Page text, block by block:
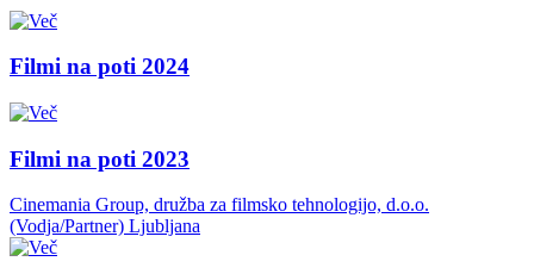
Filmi na poti 2024
Filmi na poti 2023
Cinemania Group, družba za filmsko tehnologijo, d.o.o.
(Vodja/Partner) Ljubljana